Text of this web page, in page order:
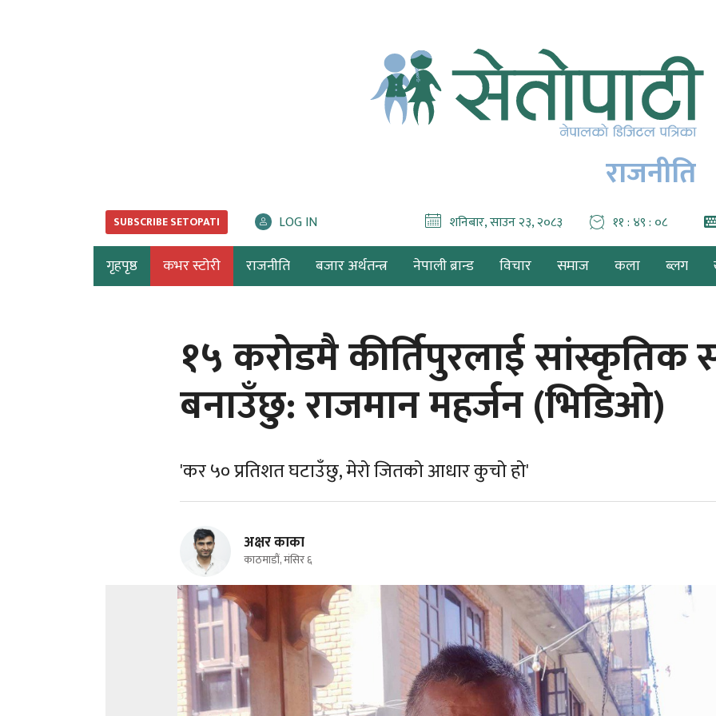
राजनीति
SUBSCRIBE SETOPATI LOG IN शनिबार, साउन २३, २०८३ ११ : ४९ : ०९
गृहपृष्ठ कभर स्टोरी राजनीति बजार अर्थतन्त्र नेपाली ब्रान्ड विचार समाज कला ब्लग
१५ करोडमै कीर्तिपुरलाई सांस्कृतिक
बनाउँछु: राजमान महर्जन (भिडिओ)
'कर ५० प्रतिशत घटाउँछु, मेरो जितको आधार कुचो हो'
अक्षर काका
काठमाडौं, मंसिर ६